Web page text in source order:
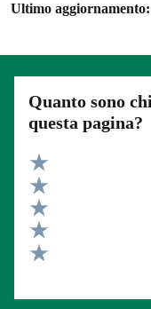
Ultimo aggiornamento:
Quanto sono
questa pagina?
Valuta 5 stelle su 5
Valuta 4 stelle su 5
Valuta 3 stelle su 5
Valuta 2 stelle su 5